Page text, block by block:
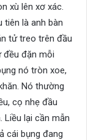
xù lên xơ xác.
tiên là anh bàn
tử treo trên đầu
đều đặn mỗi
nó tròn xoe,
Nó thường
cọ nhẹ đầu
Liều lại cần mẫn
cái bụng đang